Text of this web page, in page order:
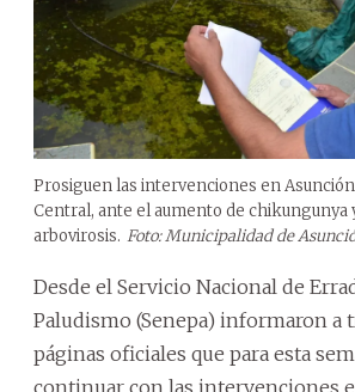
Prosiguen las intervenciones en
Central, ante el aumento de chikungunya
arbovirosis. Foto: Municipalidad de
Desde el Servicio Nacional de
Paludismo (Senepa) informaron a
páginas oficiales que para esta
continuar con las intervenciones